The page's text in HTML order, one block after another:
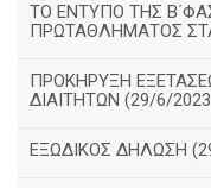
ΤΟ ΕΝΤΥΠΟ ΤΗΣ
ΠΡΩΤΑΘΛΗΜΑΤΟΣ
ΠΡΟΚΗΡΥΞΗ
ΔΙΑΙΤΗΤΩΝ (29/6/
ΕΞΩΔΙΚΟΣ ΔΗΛΩΣΗ